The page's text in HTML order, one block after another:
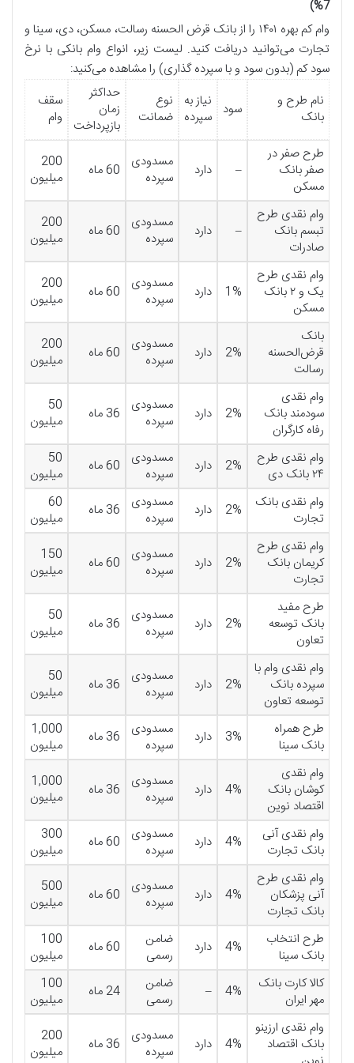
7%)
وام کم بهره ۱۴۰۱ را از بانک قرض الحسنه رسالت، مسکن، دی، سینا و
تجارت می‌توانید دریافت کنید. لیست زیر، انواع وام بانکی با نرخ
سود کم (بدون سود و با سپرده گذاری) را مشاهده می‌کنید:
نام طرح و
بانک
سود
نیاز به
سپرده
نوع
ضمانت
حداکثر
زمان
بازپرداخت
سقف
وام
طرح صفر در
صفر بانک
مسکن
– دارد
مسدودی
سپرده
60 ماه
200
میلیون
وام نقدی طرح
تبسم بانک
صادرات
– دارد
مسدودی
سپرده
60 ماه
200
میلیون
وام نقدی طرح
یک و ۲ بانک
مسکن
1% دارد
مسدودی
سپرده
60 ماه
200
میلیون
بانک
قرض‌الحسنه
رسالت
2% دارد
مسدودی
سپرده
60 ماه
200
میلیون
وام نقدی
سودمند بانک
رفاه کارگران
2% دارد
مسدودی
سپرده
36 ماه
50
میلیون
وام نقدی طرح
۲۴ بانک دی
2% دارد
مسدودی
سپرده
60 ماه
50
میلیون
وام نقدی بانک
تجارت
2% دارد
مسدودی
سپرده
36 ماه
60
میلیون
وام نقدی طرح
کریمان بانک
تجارت
2% دارد
مسدودی
سپرده
60 ماه
150
میلیون
طرح مفید
بانک توسعه
تعاون
2% دارد
مسدودی
سپرده
36 ماه
50
میلیون
وام نقدی وام با
سپرده بانک
توسعه تعاون
2% دارد
مسدودی
سپرده
36 ماه
50
میلیون
طرح همراه
بانک سینا
3% دارد
مسدودی
سپرده
36 ماه
1,000
میلیون
وام نقدی
کوشان بانک
اقتصاد نوین
4% دارد
مسدودی
سپرده
36 ماه
1,000
میلیون
وام نقدی آنی
بانک تجارت
4% دارد
مسدودی
سپرده
60 ماه
300
میلیون
وام نقدی طرح
آنی‌ پزشکان
بانک تجارت
4% دارد
مسدودی
سپرده
60 ماه
500
میلیون
طرح انتخاب
بانک سینا
4% دارد
ضامن
رسمی
60 ماه
100
میلیون
کالا کارت بانک
مهر ایران
4%
–
ضامن
رسمی
24 ماه
100
میلیون
وام نقدی ارزینو
بانک اقتصاد
4% دارد
مسدودی
سپرده
36 ماه
200
میلیون